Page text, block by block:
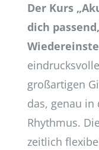
Der Kurs
dich
großartigen
das, genau
Rhythmus.
zeitlich